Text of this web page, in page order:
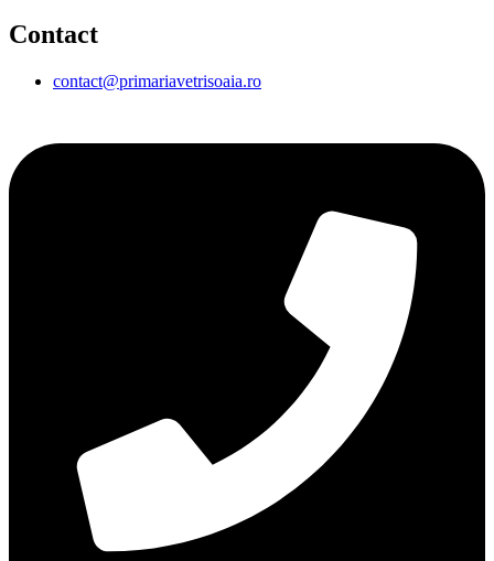
Contact
contact@primariavetrisoaia.ro